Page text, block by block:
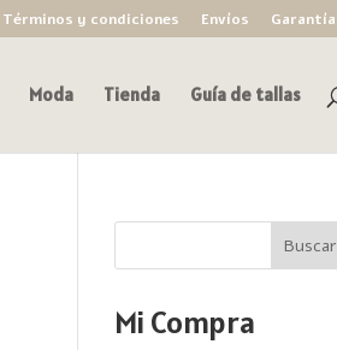
Términos y condiciones Envíos Garantía
Moda Tienda Guía de tallas
Buscar
Mi Compra